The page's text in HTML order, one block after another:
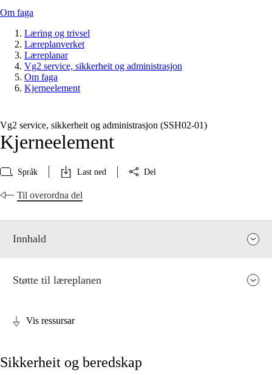
Om faga
Læring og trivsel
Læreplanverket
Læreplanar
Vg2 service, sikkerheit og administrasjon
Om faga
Kjerneelement
Vg2 service, sikkerheit og administrasjon (SSH02‑01)
Kjerneelement
Språk Last ned Del
Til overordna del
Innhald
Kjerneelement
Støtte til læreplanen
Vis ressursar
Sikkerheit og beredskap